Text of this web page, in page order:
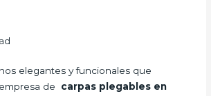
elegantes y funcionales que
de carpas plegables en